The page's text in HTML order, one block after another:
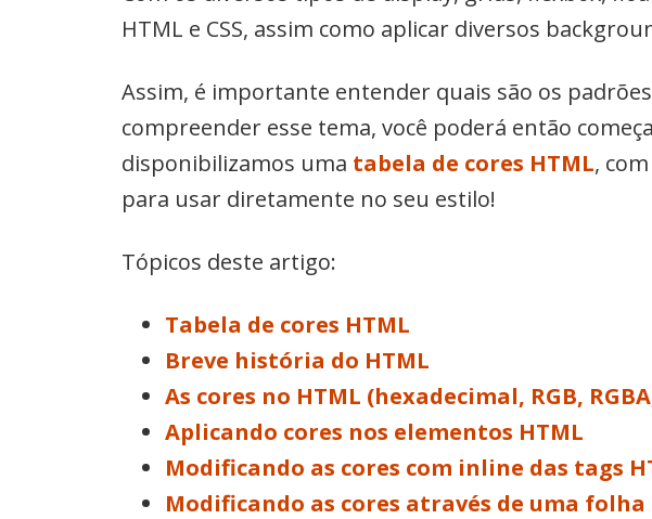
HTML e CSS, assim como aplicar diversos
Assim, é importante entender quais são os
compreender esse tema, você poderá então
disponibilizamos uma tabela de cores HTML,
para usar diretamente no seu estilo!
Tópicos deste artigo:
Tabela de cores HTML
Breve história do HTML
As cores no HTML (hexadecimal, RGB,
Aplicando cores nos elementos HTML
Modificando as cores com inline das tags
Modificando as cores através de uma folha